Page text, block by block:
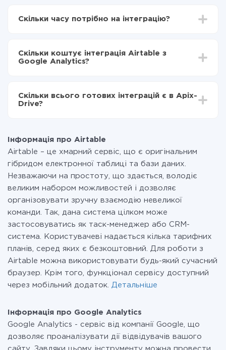
Вибираєте які дані передавати з Airtable в Google
Тепер дані будуть автоматично передаватися з
Airtable в Google Analytics
Скільки часу потрібно на інтеграцію?
становити від 5-ти до 30-хвилин. У середньому
налаштування займає 10-15 хвилин.
Скільки коштує інтеграція Airtable з
Google Analytics?
Ви оплачуєте лише кількість даних, які за фактом
передаються з однієї вашої системи в іншу через
при необхідності. Детальніше про
Скільки всього готових інтеграцій є в Apix-
Drive?
Інформація про Airtable
Airtable – це хмарний сервіс, що є оригінальним
гібридом електронної таблиці та бази даних.
Незважаючи на простоту, що здається, володіє
великим набором можливостей і дозволяє
організовувати зручну взаємодію невеликої
команди. Так, дана система цілком може
застосовуватись як таск-менеджер або CRM-
система. Користувачеві надається кілька тарифних
планів, серед яких є безкоштовний. Для роботи з
Airtable можна використовувати будь-який сучасний
браузер. Крім того, функціонал сервісу доступний
через мобільний додаток. Детальніше
Інформація про Google Analytics
Google Analytics - сервіс від компанії Google, що
дозволяє проаналізувати дії відвідувачів вашого